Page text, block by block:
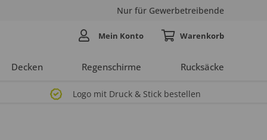
Nur für Gewerbetreibende
Decken Regenschirme Rucksäcke
Mein Konto
Logo mit Druck & Stick bestellen